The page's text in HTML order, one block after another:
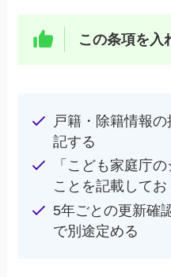
この条項を入
戸籍・除籍情報
記する
「こども家庭庁
ことを記載して
5年ごとの更新確
で別途定める